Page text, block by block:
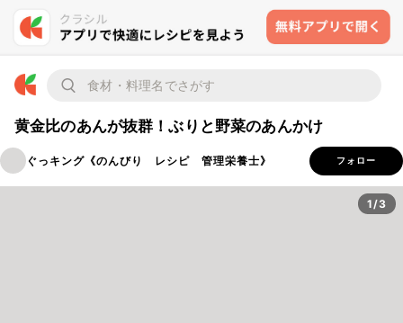
黄金比のあんが抜群！ぶりと野菜のあんかけ
ぐっキング《のんびり レシピ 管理栄養士》 フォロー
1/3